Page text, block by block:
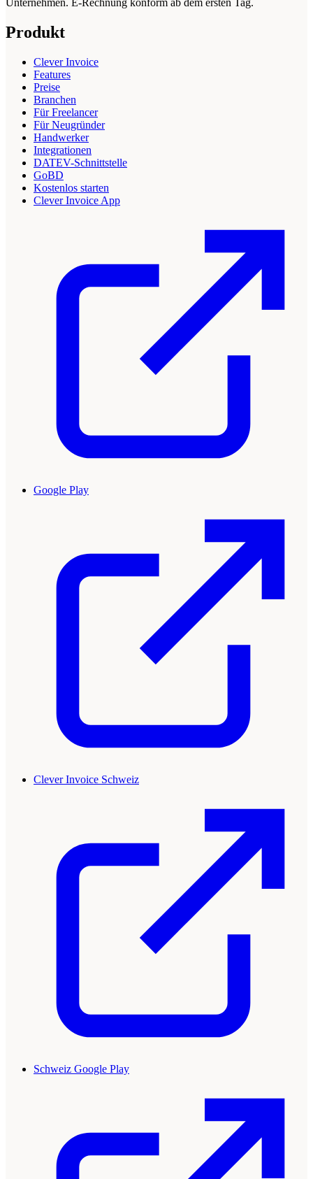
Produkt
Clever Invoice
Features
Preise
Branchen
Für Freelancer
Für Neugründer
Handwerker
Integrationen
DATEV-Schnittstelle
GoBD
Kostenlos starten
Clever Invoice App
Google Play
Clever Invoice Schweiz
Schweiz Google Play